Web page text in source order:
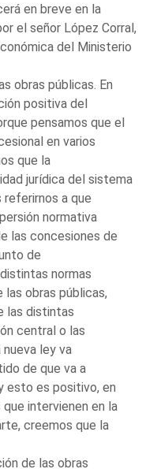
en breve en la
el señor López Corral,
del Ministerio
obras públicas. En
positiva del
pensamos que el
en varios
que la
jurídica del sistema
a que
normativa
las concesiones de
de
normas
obras públicas,
las distintas
central o las
ley va
de que va a
esto es positivo, en
intervienen en la
creemos que la
de las obras